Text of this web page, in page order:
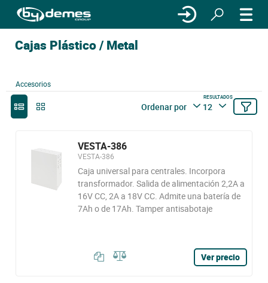
Cajas Plástico / Metal
Accesorios
Ordenar por
RESULTADOS
12
VESTA-386
VESTA-386
Caja universal para centrales. Incorpora
transformador. Salida de alimentación 2,2A a
16V CC, 2A a 18V CC. Admite una batería de
7Ah o de 17Ah. Tamper antisabotaje
Ver precio